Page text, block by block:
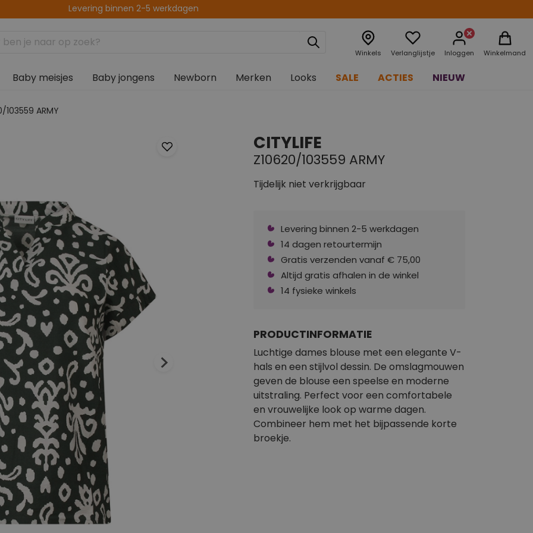
Levering binnen 2-5 werkdagen
Altijd gratis afhalen in de winkel
Winkels Verlanglijstje Inloggen Winkelmand
Baby meisjes Baby jongens Newborn Merken Looks SALE ACTIES NIEUW
ARMY
CITYLIFE
Z10620/103559 ARMY
Tijdelijk niet verkrijgbaar
Levering binnen 2-5 werkdagen
14 dagen retourtermijn
Gratis verzenden vanaf € 75,00
Altijd gratis afhalen in de winkel
14 fysieke winkels
PRODUCTINFORMATIE
Luchtige dames blouse met een elegante V-
hals en een stijlvol dessin. De omslagmouwen
geven de blouse een speelse en moderne
uitstraling. Perfect voor een comfortabele
en vrouwelijke look op warme dagen.
Combineer hem met het bijpassende korte
broekje.